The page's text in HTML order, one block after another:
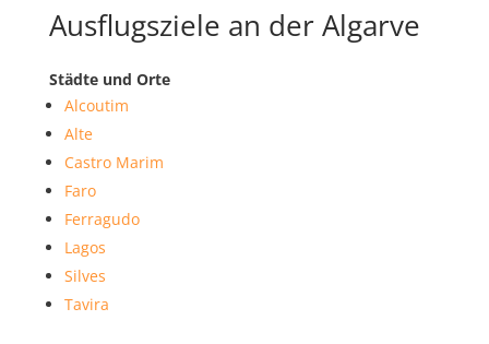
Ausflugsziele an der Algarve
Städte und Orte
Alcoutim
Alte
Castro Marim
Faro
Ferragudo
Lagos
Silves
Tavira